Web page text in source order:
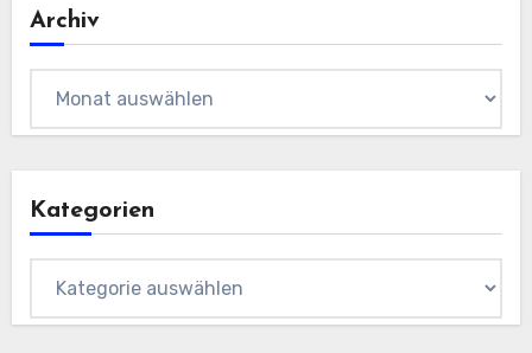
Archiv
Kategorien